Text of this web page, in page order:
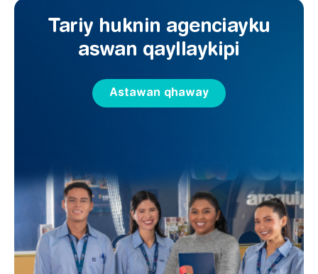
Tariy huknin agenciayku
aswan qayllaykipi
Astawan qhaway